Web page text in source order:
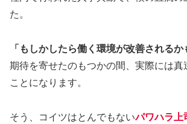
た。
「もしかしたら働く環境が改善されるか
期待を寄せたのもつかの間、実際には真
ことになります。
そう、コイツはとんでもないパワハラ上